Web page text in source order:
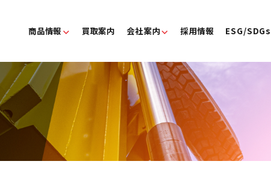
商品情報 買取案内 会社案内 採用情報 ESG/SDGs